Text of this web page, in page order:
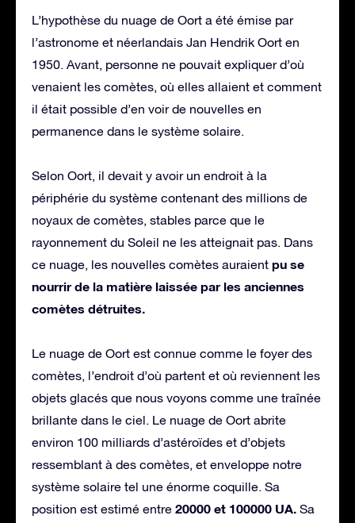
L’hypothèse du nuage de Oort a été émise par
l’astronome et néerlandais Jan Hendrik Oort en
1950. Avant, personne ne pouvait expliquer d’où
venaient les comètes, où elles allaient et comment
il était possible d’en voir de nouvelles en
permanence dans le système solaire.
Selon Oort, il devait y avoir un endroit à la
périphérie du système contenant des millions de
noyaux de comètes, stables parce que le
rayonnement du Soleil ne les atteignait pas. Dans
ce nuage, les nouvelles comètes auraient pu se
nourrir de la matière laissée par les anciennes
comètes détruites.
Le nuage de Oort est connue comme le foyer des
comètes, l’endroit d’où partent et où reviennent les
objets glacés que nous voyons comme une traînée
brillante dans le ciel. Le nuage de Oort abrite
environ 100 milliards d’astéroïdes et d’objets
ressemblant à des comètes, et enveloppe notre
système solaire tel une énorme coquille. Sa
position est estimé entre 20000 et 100000 UA. Sa